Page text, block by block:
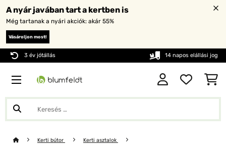
A nyár javában tart a kertben is
Még tartanak a nyári akciók: akár 55%
Vásároljon most!
3 év jótállás 14 napos elállási jog
Kerti bútor Kerti asztalok